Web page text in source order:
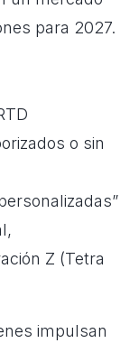
para 2027.
o sin
Z (Tetra
impulsan